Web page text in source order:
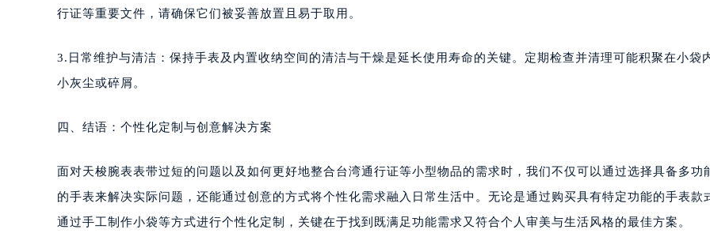
行证等重要文件，请确保它们被妥善放置且易于取用。
3.日常维护与清洁：保持手表及内置收纳空间的清洁与干燥是延长使用寿命的关键。定期检查并清理可能积聚在小袋
小灰尘或碎屑。
四、结语：个性化定制与创意解决方案
面对天梭腕表表带过短的问题以及如何更好地整合台湾通行证等小型物品的需求时，我们不仅可以通过选择具备多功
的手表来解决实际问题，还能通过创意的方式将个性化需求融入日常生活中。无论是通过购买具有特定功能的手表款
通过手工制作小袋等方式进行个性化定制，关键在于找到既满足功能需求又符合个人审美与生活风格的最佳方案。